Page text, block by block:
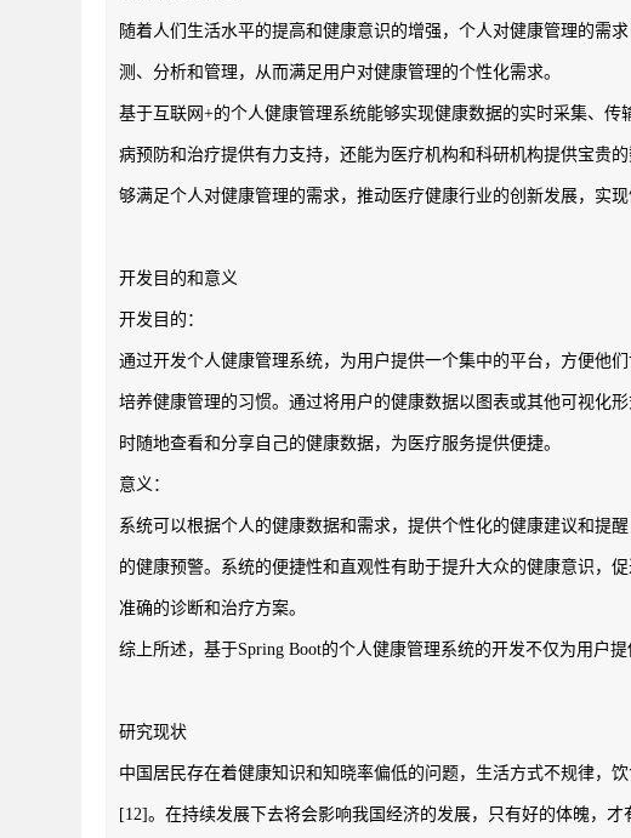
随着人们生活水平的提高和健康意识的增强，个人对健康管理的需
测、分析和管理，从而满足用户对健康管理的个性化需求。
基于互联网+的个人健康管理系统能够实现健康数据的实时采集、
病预防和治疗提供有力支持，还能为医疗机构和科研机构提供宝贵
够满足个人对健康管理的需求，推动医疗健康行业的创新发展，实
开发目的和意义
开发目的：
通过开发个人健康管理系统，为用户提供一个集中的平台，方便他
培养健康管理的习惯。通过将用户的健康数据以图表或其他可视化
时随地查看和分享自己的健康数据，为医疗服务提供便捷。
意义：
系统可以根据个人的健康数据和需求，提供个性化的健康建议和提
的健康预警。系统的便捷性和直观性有助于提升大众的健康意识，
准确的诊断和治疗方案。
综上所述，基于Spring Boot的个人健康管理系统的开发不仅为用户
研究现状
中国居民存在着健康知识和知晓率偏低的问题，生活方式不规律，
[12]。在持续发展下去将会影响我国经济的发展，只有好的体魄，